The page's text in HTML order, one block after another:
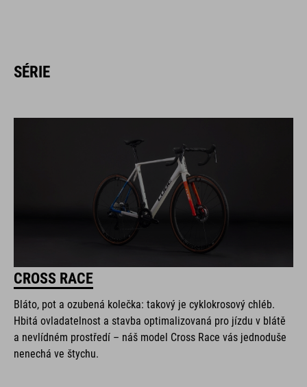
SÉRIE
CROSS RACE
Bláto, pot a ozubená kolečka: takový je cyklokrosový chléb.
Hbitá ovladatelnost a stavba optimalizovaná pro jízdu v blátě
a nevlídném prostředí – náš model Cross Race vás jednoduše
nenechá ve štychu.